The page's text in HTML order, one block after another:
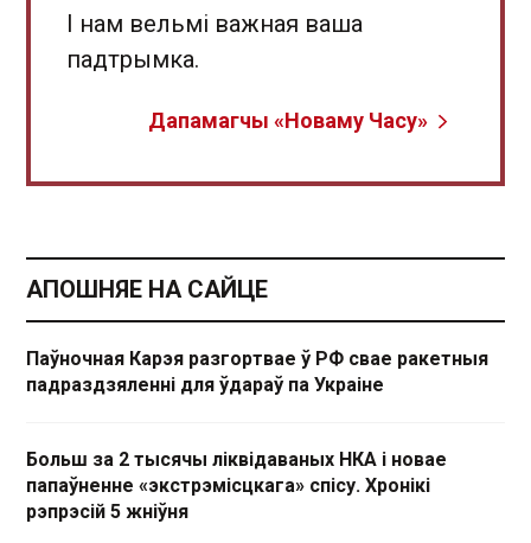
І нам вельмі важная ваша
падтрымка.
Дапамагчы «Новаму Часу»
АПОШНЯЕ НА САЙЦЕ
Паўночная Карэя разгортвае ў РФ свае ракетныя
падраздзяленні для ўдараў па Украіне
Больш за 2 тысячы ліквідаваных НКА і новае
папаўненне «экстрэмісцкага» спісу. Хронікі
рэпрэсій 5 жніўня